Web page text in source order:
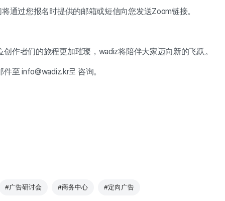
通过您报名时提供的邮箱或短信向您发送Zoom链接。
作者们的旅程更加璀璨，wadiz将陪伴大家迈向新的飞跃。
至 info@wadiz.kr로 咨询。
#广告研讨会 #商务中心 #定向广告